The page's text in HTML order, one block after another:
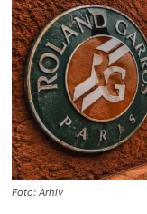
Foto: Arhiv